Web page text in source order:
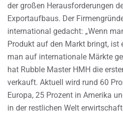
der großen Herausforderungen
Exportaufbaus. Der
international gedacht: „Wenn
Produkt auf den Markt bringt, ist
man auf internationale Märkte
hat Rubble Master HMH die
verkauft. Aktuell wird rund 60
Europa, 25 Prozent in Amerika
in der restlichen Welt